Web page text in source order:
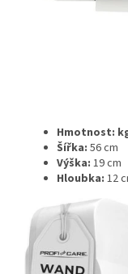
Hmotnost:
Šířka: 56 cm
Výška: 19 cm
Hloubka: 12